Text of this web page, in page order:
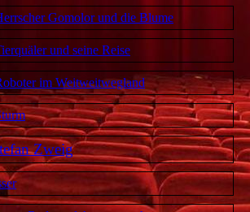
Gomolor und die Blume
und seine Reise
im Weitweitwegland
Zweig